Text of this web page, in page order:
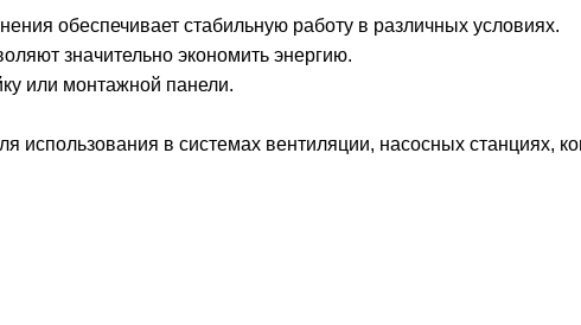
обеспечивает стабильную работу в различных условиях.
значительно экономить энергию.
или монтажной панели.
использования в системах вентиляции, насосных станциях,